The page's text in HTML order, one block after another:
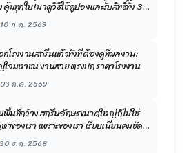
คุ้มทุกใบ! มาดูวิธีใช้คูปองและรับสิทธิ์ทั้ง 3
นเลย
10 ก.ค. 2569
กโรงงานสกรีนแก้วทั้งที ต้องดูที่ผลงาน:
ใจมหาชน งานสวย ตรงปก ราคาโรงงาน
03 ก.ค. 2569
พื้นที่กว้าง สกรีนอักษรขนาดใหญ่ ก็ไม่ใช่
ของเรา เพราะของเรา เรียบเนียนคมชัด
บ
30 ธ.ค. 2568